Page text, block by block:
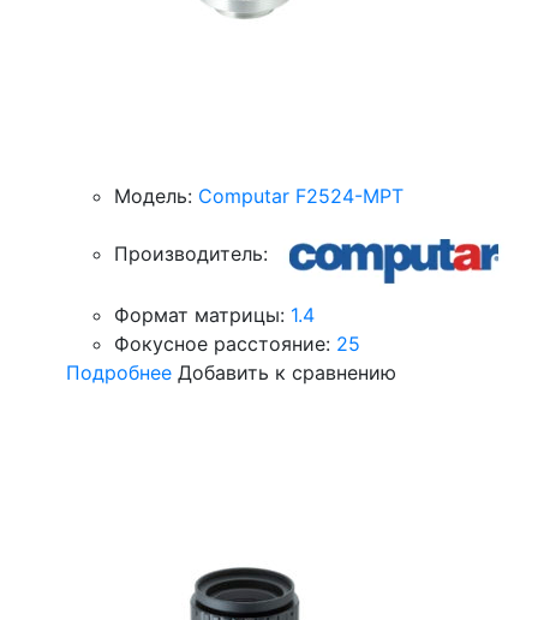
Модель: Computar F2524-MPT
Производитель:
Формат матрицы: 1.4
Фокусное расстояние: 25
Подробнее Добавить к сравнению